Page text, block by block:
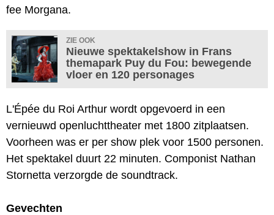
fee Morgana.
ZIE OOK
Nieuwe spektakelshow in Frans
themapark Puy du Fou: bewegende
vloer en 120 personages
L'Épée du Roi Arthur wordt opgevoerd in een
vernieuwd openluchttheater met 1800 zitplaatsen.
Voorheen was er per show plek voor 1500 personen.
Het spektakel duurt 22 minuten. Componist Nathan
Stornetta verzorgde de soundtrack.
Gevechten